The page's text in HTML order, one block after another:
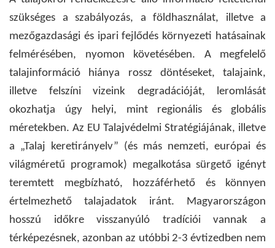
szükséges a szabályozás, a földhasználat, illetve a
mezőgazdasági és ipari fejlődés környezeti hatásainak
felmérésében, nyomon követésében. A megfelelő
talajinformáció hiánya rossz döntéseket, talajaink,
illetve felszíni vizeink degradációját, leromlását
okozhatja úgy helyi, mint regionális és globális
méretekben. Az EU Talajvédelmi Stratégiájának, illetve
a „Talaj keretirányelv” (és más nemzeti, európai és
világméretű programok) megalkotása sürgető igényt
teremtett megbízható, hozzáférhető és könnyen
értelmezhető talajadatok iránt. Magyarországon
hosszú időkre visszanyúló tradíciói vannak a
térképezésnek, azonban az utóbbi 2-3 évtizedben nem